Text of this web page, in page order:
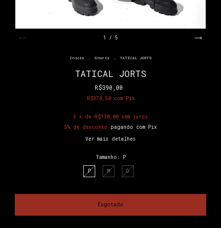
1 / 5
Início Shorts TATICAL JORTS
TATICAL JORTS
R$390,00
R$370,50 com Pix
3 x de R$130,00 sem juros
5% de desconto pagando com Pix
Ver mais detalhes
Tamanho: P
P M G